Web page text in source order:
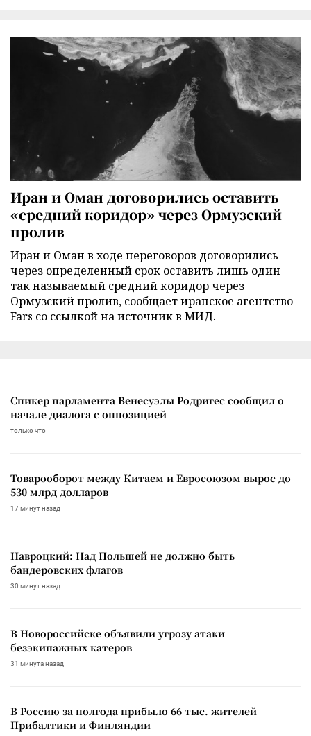
Иран и Оман договорились оставить
«средний коридор» через Ормузский
пролив
Иран и Оман в ходе переговоров договорились
через определенный срок оставить лишь один
так называемый средний коридор через
Ормузский пролив, сообщает иранское агентство
Fars со ссылкой на источник в МИД.
Спикер парламента Венесуэлы Родригес сообщил о
начале диалога с оппозицией
только что
Товарооборот между Китаем и Евросоюзом вырос до
530 млрд долларов
17 минут назад
Навроцкий: Над Польшей не должно быть
бандеровских флагов
30 минут назад
В Новороссийске объявили угрозу атаки
безэкипажных катеров
31 минута назад
В Россию за полгода прибыло 66 тыс. жителей
Прибалтики и Финляндии